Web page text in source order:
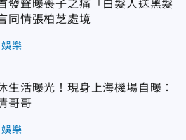
發聲曝喪子之痛「白髮人送黑髮
同情張柏芝處境
娛樂
生活曝光！現身上海機場自曝：
哥哥
娛樂